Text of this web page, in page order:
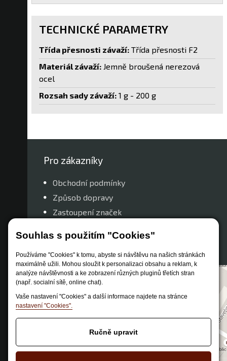
Souhlas s použitím "Cookies"
Používáme "Cookies" k tomu, abyste si návštěvu na našich stránkách
maximálně užili. Mohou sloužit k personalizaci obsahu a reklam, k
analýze návštěvnosti a ke zobrazení různých pluginů třetích stran
(např. socialní sítě, online chat).
Vaše nastavení "Cookies" a další informace najdete na stránce
nastavení "Cookies".
Ručně upravit
TECHNICKÉ PARAMETRY
Třída přesnosti závaží: Třída přesnosti F2
Materiál závaží: Jemně broušená nerezová
ocel
Rozsah sady závaží: 1 g - 200 g
Pro zákazníky
Obchodní podmínky
Způsob dopravy
Zastoupení značek
Nastavení soukromí